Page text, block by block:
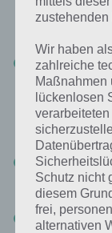
haben uns mal auf
Neuer Arbeiter:
indirekt ja auch
schneller könnt
Gold zur Neige
alle, denen es
Pflichtinvestition
Gold bzw. Brot
Gefahr seine
endlich das
Ruinen vor der
Wir haben
zahlreiche
Maßnahmen
lückenlosen
Schutz nicht
diesem
frei,
alternativen